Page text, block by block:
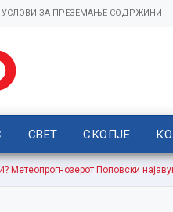
УСЛОВИ ЗА ПРЕЗЕМАЊЕ СОДРЖИНИ
СВЕТ СКОПЈЕ
Поповски